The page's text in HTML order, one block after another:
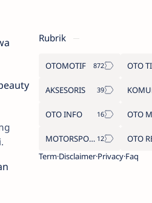
Rubrik
OTOMOTIF OTO
AKSESORIS
OTO INFO OTO
MOTORSPORT
OTO
TermDisclaimerPrivacyFaq